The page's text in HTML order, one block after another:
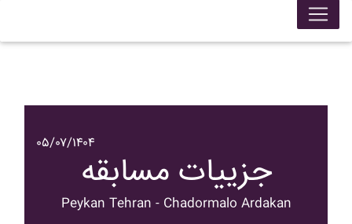
۰۵/۰۷/۱۴۰۴
جزییات مسابقه
Peykan Tehran - Chadormalo Ardakan